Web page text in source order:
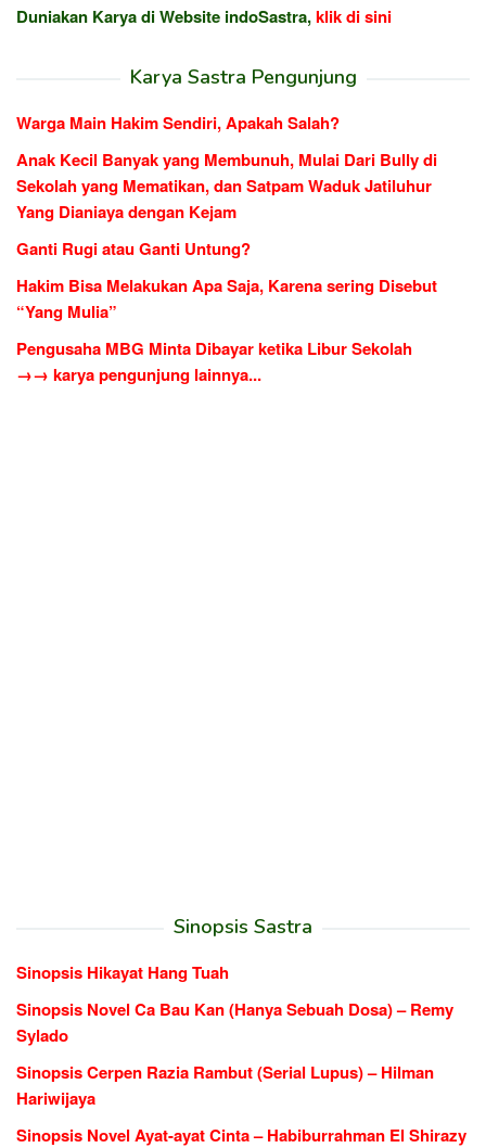
Duniakan Karya di Website indoSastra,klik di sini
Karya Sastra Pengunjung
Warga Main Hakim Sendiri, Apakah Salah?
Anak Kecil Banyak yang Membunuh, Mulai Dari Bully di
Sekolah yang Mematikan, dan Satpam Waduk Jatiluhur
Yang Dianiaya dengan Kejam
Ganti Rugi atau Ganti Untung?
Hakim Bisa Melakukan Apa Saja, Karena sering Disebut
“Yang Mulia”
Pengusaha MBG Minta Dibayar ketika Libur Sekolah
→→ karya pengunjung lainnya...
Sinopsis Sastra
Sinopsis Hikayat Hang Tuah
Sinopsis Novel Ca Bau Kan (Hanya Sebuah Dosa) – Remy
Sylado
Sinopsis Cerpen Razia Rambut (Serial Lupus) – Hilman
Hariwijaya
Sinopsis Novel Ayat-ayat Cinta – Habiburrahman El Shirazy